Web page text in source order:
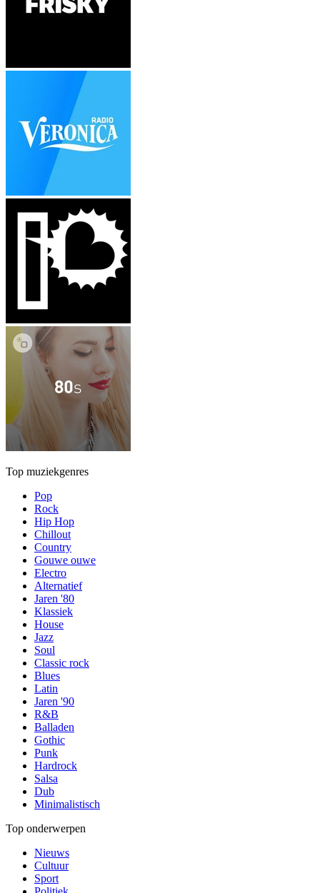
Top muziekgenres
Pop
Rock
Hip Hop
Chillout
Country
Gouwe ouwe
Electro
Alternatief
Jaren '80
Klassiek
House
Jazz
Soul
Classic rock
Blues
Latin
Jaren '90
R&B
Balladen
Gothic
Punk
Hardrock
Salsa
Dub
Minimalistisch
Top onderwerpen
Nieuws
Cultuur
Sport